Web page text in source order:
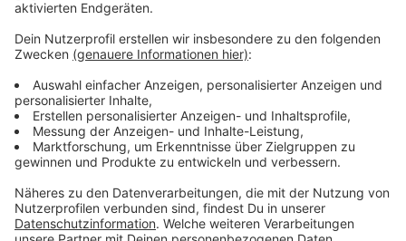
Wir Kaiserswerther e.V.!